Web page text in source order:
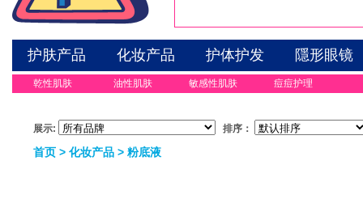
护肤产品 化妆产品 护体护发 隱形眼镜
乾性肌肤 油性肌肤 敏感性肌肤 痘痘护理
展示: 排序：
首页 > 化妆产品 > 粉底液